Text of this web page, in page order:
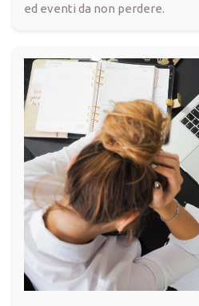
ed eventi da non perdere.